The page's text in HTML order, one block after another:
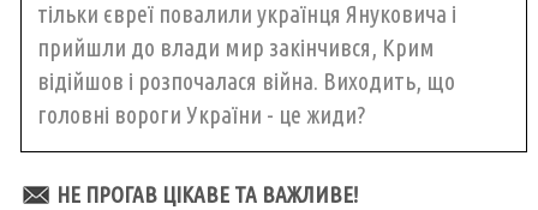
тільки євреї повалили українця Януковича і
прийшли до влади мир закінчився, Крим
відійшов і розпочалася війна. Виходить, що
головні вороги України - це жиди?
НЕ ПРОГАВ ЦІКАВЕ ТА ВАЖЛИВЕ!